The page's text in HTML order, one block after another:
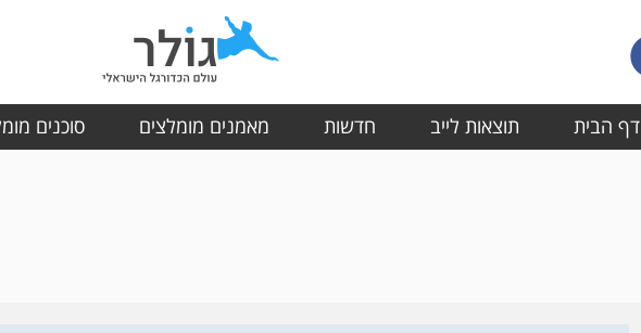
דף הבית תוצאות לייב חדשות מאמנים מומלצים סוכנים